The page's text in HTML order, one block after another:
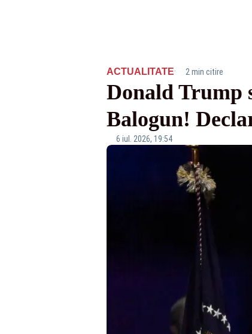
ACTUALITATE· 2 min citire
Donald Trump
Balogun!
6 iul. 2026, 19:54